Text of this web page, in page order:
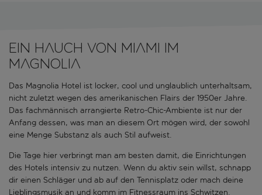
Ein Hauch von Miami im
Magnolia
Das Magnolia Hotel ist locker, cool und unglaublich unterhaltsam,
nicht zuletzt wegen des amerikanischen Flairs der 1950er Jahre.
Das fachmännisch arrangierte Retro-Chic-Ambiente ist nur der
Anfang dessen, was man an diesem Ort mögen wird, der sowohl
eine Menge Substanz als auch Stil aufweist.
Die Tage hier verbringt man am besten damit, die Einrichtungen
des Hotels intensiv zu nutzen. Wenn du aktiv sein willst, schnapp
dir einen Schläger und ab auf den Tennisplatz oder mach deine
Lieblingsmusik an und komm im Fitnessraum ins Schwitzen.